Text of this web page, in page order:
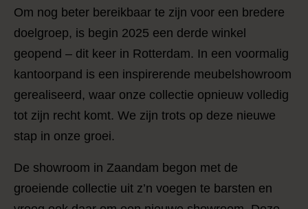
Om nog beter bereikbaar te zijn voor een bredere
doelgroep, is begin 2025 een derde winkel
geopend – dit keer in Rotterdam. In een voormalig
kantoorpand is een inspirerende meubelshowroom
gerealiseerd, waar onze collectie opnieuw volledig
tot zijn recht komt. We zijn trots op deze nieuwe
stap in onze groei.
De showroom in Zaandam begon met de
groeiende collectie uit z’n voegen te barsten en